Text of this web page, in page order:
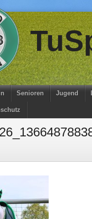
Senioren Jugend